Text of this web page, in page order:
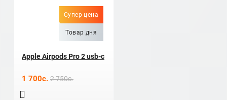
Супер цена
Товар дня
Apple Airpods Pro 2 usb-c
1 700c. 2 750c.